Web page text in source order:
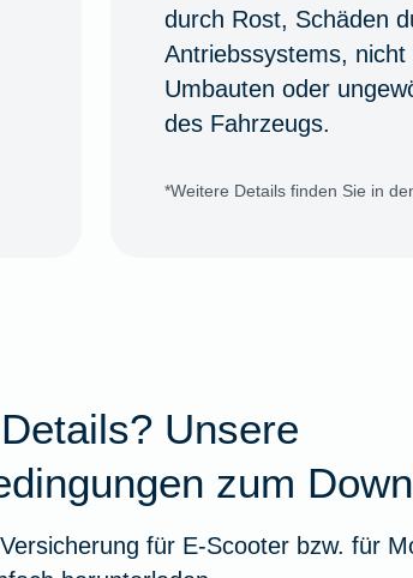
durch Rost, Schäden
Antriebssystems,
Umbauten oder
des Fahrzeugs.
*Weitere Details finden Sie in
Unsere
zum
für E-Scooter bzw. für